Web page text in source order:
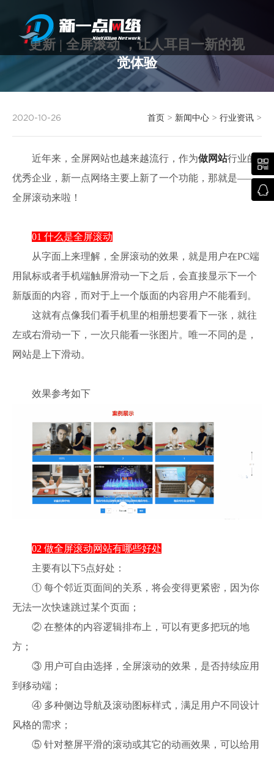
更新 | 全屏滚动 ，让人耳目一新的视
觉体验
2020-10-26 首页 > 新闻中心 > 行业资讯 >
近年来，全屏网站也越来越流行，作为做网站行业的
优秀企业，新一点网络主要上新了一个功能，那就是——
全屏滚动来啦！
01 什么是全屏滚动
从字面上来理解，全屏滚动的效果，就是用户在PC端
用鼠标或者手机端触屏滑动一下之后，会直接显示下一个
新版面的内容，而对于上一个版面的内容用户不能看到。
这就有点像我们看手机里的相册想要看下一张，就往
左或右滑动一下，一次只能看一张图片。唯一不同的是，
网站是上下滑动。
效果参考如下
02 做全屏滚动网站有哪些好处
主要有以下5点好处：
① 每个邻近页面间的关系，将会变得更紧密，因为你
无法一次快速跳过某个页面；
② 在整体的内容逻辑排布上，可以有更多把玩的地
方；
③ 用户可自由选择，全屏滚动的效果，是否持续应用
到移动端；
④ 多种侧边导航及滚动图标样式，满足用户不同设计
风格的需求；
⑤ 针对整屏平滑的滚动或其它的动画效果，可以给用

